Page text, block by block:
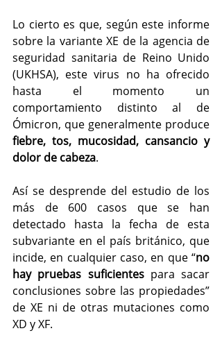
Lo cierto es que, según este informe
sobre la variante XE de la agencia de
seguridad sanitaria de Reino Unido
(UKHSA), este virus no ha ofrecido
hasta el momento un
comportamiento distinto al de
fiebre, tos, mucosidad, cansancio y
dolor de cabeza.
Así se desprende del estudio de los
más de 600 casos que se han
detectado hasta la fecha de esta
subvariante en el país británico, que
incide, en cualquier caso, en que “no
hay pruebas suficientes para sacar
conclusiones sobre las propiedades”
de XE ni de otras mutaciones como
XD y XF.